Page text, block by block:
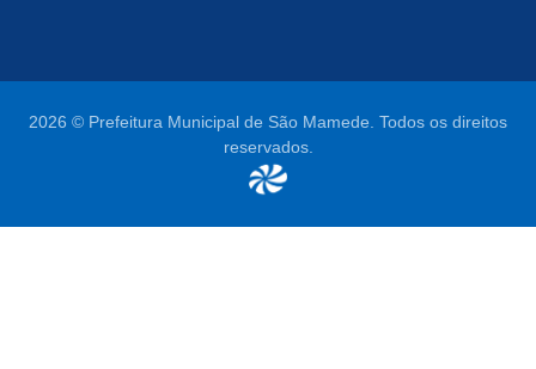
2026 © Prefeitura Municipal de São Mamede. Todos os direitos
reservados.